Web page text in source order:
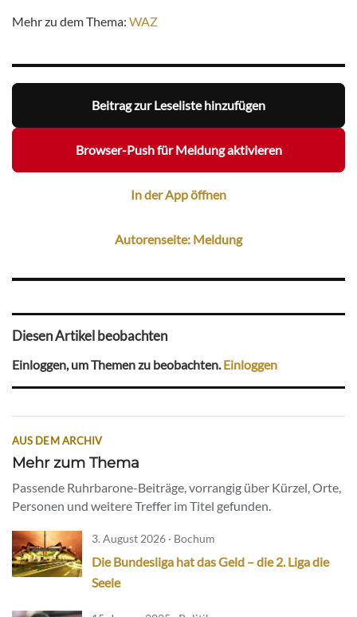
Mehr zu dem Thema: WAZ
Beitrag zur Leseliste hinzufügen
Browser-Push für Meldung aktivieren
In der App öffnen
Autorenseite: Meldung
Diesen Artikel beobachten
Einloggen, um Themen zu beobachten.Einloggen
AUS DEM ARCHIV
Mehr zum Thema
Passende Ruhrbarone-Beiträge, vorrangig über Kürzel, Orte,
Personen und weitere Treffer im Titel gefunden.
3. August 2026 · Bochum
Die Bundesliga hat das Geld – die 2. Liga die
Seele